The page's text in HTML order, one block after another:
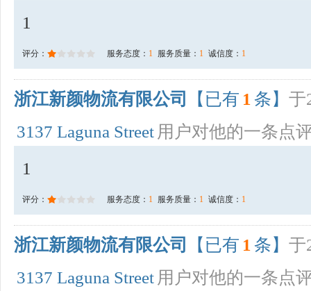
1
评分： 服务态度： 1 服务质量： 1 诚信度： 1
浙江新颜物流有限公司 【已有 1 条】 于
3137 Laguna Street 用户对他的一条点
1
评分： 服务态度： 1 服务质量： 1 诚信度： 1
浙江新颜物流有限公司 【已有 1 条】 于
3137 Laguna Street 用户对他的一条点